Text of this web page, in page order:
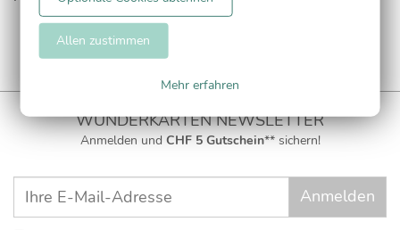
WUNDERKARTEN NEWSLETTER
Anmelden und CHF 5 Gutschein** sichern!
Mehr erfahren
Allen zustimmen